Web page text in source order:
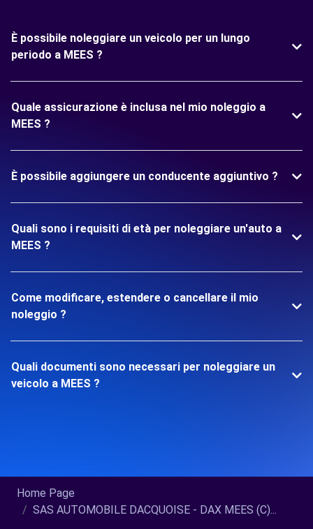
È possibile noleggiare un veicolo per un lungo
periodo a MEES ?
Quale assicurazione è inclusa nel mio noleggio a
MEES ?
È possibile aggiungere un conducente aggiuntivo ?
Quali sono i requisiti di età per noleggiare un'auto a
MEES ?
Come modificare, estendere o cancellare il mio
noleggio ?
Quali documenti sono necessari per noleggiare un
veicolo a MEES ?
Home Page
SAS AUTOMOBILE DACQUOISE - DAX MEES (C)...